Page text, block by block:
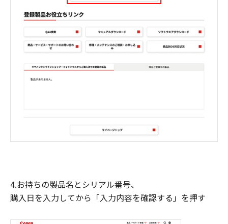
4.お持ちの製品名とシリアル番号、
購入日を入力してから「入力内容を確認する」を押す